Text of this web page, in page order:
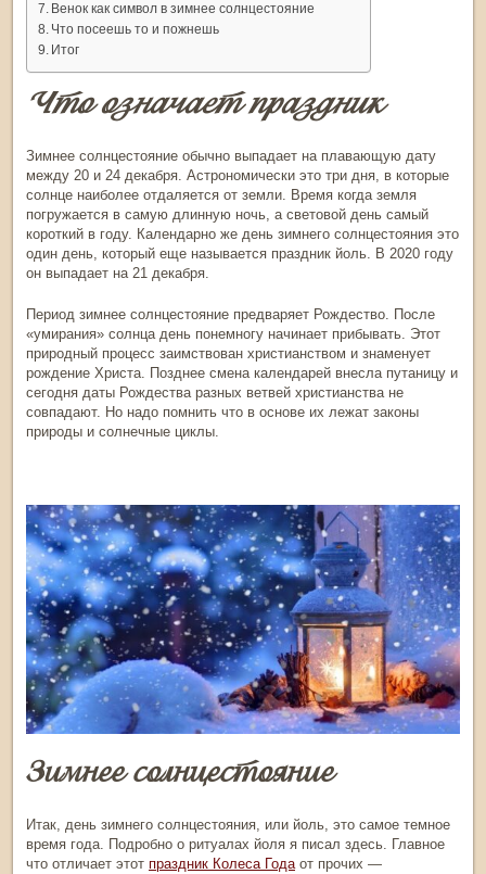
Венок как символ в зимнее солнцестояние
Что посеешь то и пожнешь
Итог
Что означает праздник
Зимнее солнцестояние обычно выпадает на плавающую дату
между 20 и 24 декабря. Астрономически это три дня, в которые
солнце наиболее отдаляется от земли. Время когда земля
погружается в самую длинную ночь, а световой день самый
короткий в году. Календарно же день зимнего солнцестояния это
один день, который еще называется праздник йоль. В 2020 году
он выпадает на 21 декабря.
Период зимнее солнцестояние предваряет Рождество. После
«умирания» солнца день понемногу начинает прибывать. Этот
природный процесс заимствован христианством и знаменует
рождение Христа. Позднее смена календарей внесла путаницу и
сегодня даты Рождества разных ветвей христианства не
совпадают. Но надо помнить что в основе их лежат законы
природы и солнечные циклы.
Зимнее солнцестояние
Итак, день зимнего солнцестояния, или йоль, это самое темное
время года. Подробно о ритуалах йоля я писал здесь. Главное
что отличает этот праздник Колеса Годаот прочих —